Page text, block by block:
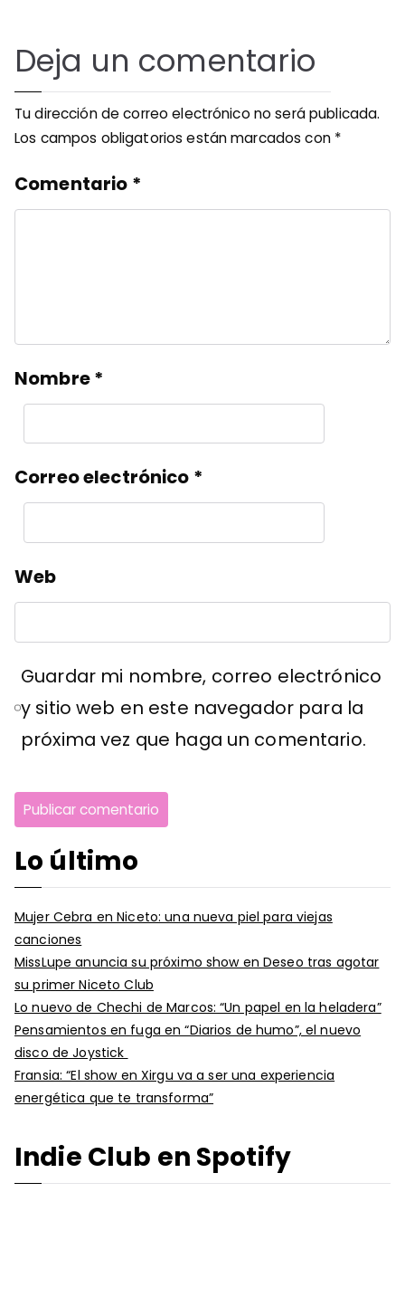
Deja un comentario
Tu dirección de correo electrónico no será publicada.
Los campos obligatorios están marcados con *
Comentario *
Nombre*
Correo electrónico *
Web
Guardar mi nombre, correo electrónico
y sitio web en este navegador para la
próxima vez que haga un comentario.
Lo último
Mujer Cebra en Niceto: una nueva piel para viejas
canciones
MissLupe anuncia su próximo show en Deseo tras agotar
su primer Niceto Club
Lo nuevo de Chechi de Marcos: “Un papel en la heladera”
Pensamientos en fuga en “Diarios de humo”, el nuevo
disco de Joystick
Fransia: “El show en Xirgu va a ser una experiencia
energética que te transforma”
Indie Club en Spotify